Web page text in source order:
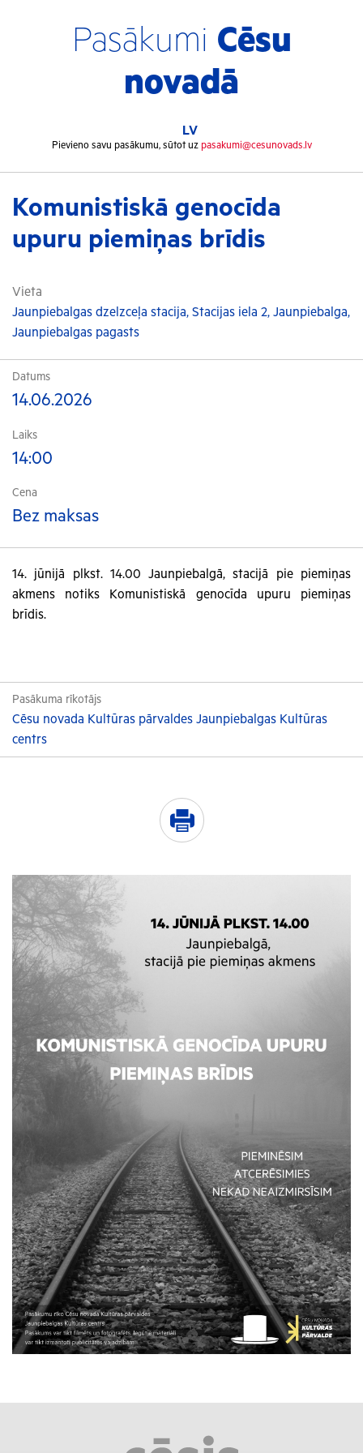
Pasākumi Cēsu
novadā
LV
Pievieno savu pasākumu, sūtot uz pasakumi@cesunovads.lv
Komunistiskā genocīda
upuru piemiņas brīdis
Vieta
Jaunpiebalgas dzelzceļa stacija, Stacijas iela 2, Jaunpiebalga,
Jaunpiebalgas pagasts
Datums
14.06.2026
Laiks
14:00
Cena
Bez maksas
14. jūnijā plkst. 14.00 Jaunpiebalgā, stacijā pie piemiņas
akmens notiks Komunistiskā genocīda upuru piemiņas
brīdis.
Pasākuma rīkotājs
Cēsu novada Kultūras pārvaldes Jaunpiebalgas Kultūras
centrs